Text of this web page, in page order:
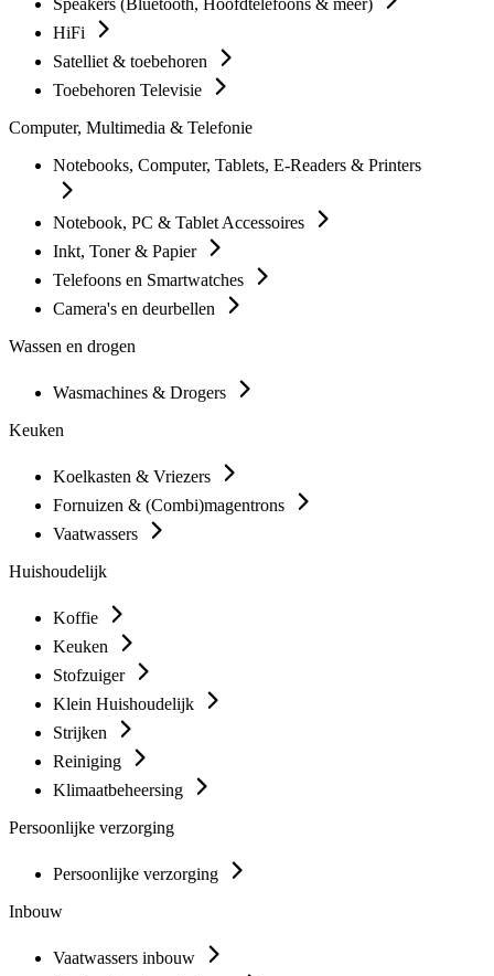
Speakers (Bluetooth, Hoofdtelefoons & meer)
HiFi
Satelliet & toebehoren
Toebehoren Televisie
Computer, Multimedia & Telefonie
Notebooks, Computer, Tablets, E-Readers & Printers
Notebook, PC & Tablet Accessoires
Inkt, Toner & Papier
Telefoons en Smartwatches
Camera's en deurbellen
Wassen en drogen
Wasmachines & Drogers
Keuken
Koelkasten & Vriezers
Fornuizen & (Combi)magentrons
Vaatwassers
Huishoudelijk
Koffie
Keuken
Stofzuiger
Klein Huishoudelijk
Strijken
Reiniging
Klimaatbeheersing
Persoonlijke verzorging
Persoonlijke verzorging
Inbouw
Vaatwassers inbouw